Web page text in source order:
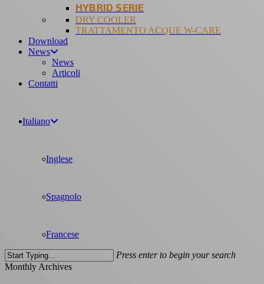
HYBRID SERIE
DRY COOLER
TRATTAMENTO ACQUE W-CARE
Download
News
News
Articoli
Contatti
Italiano
Inglese
Spagnolo
Francese
Press enter to begin your search
Close
Monthly Archives